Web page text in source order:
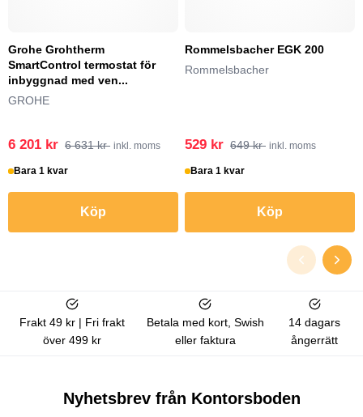
Grohe Grohtherm
SmartControl termostat för
inbyggnad med ven...
GROHE
6 201 kr 6 631 kr inkl. moms
Bara 1 kvar
Köp
Rommelsbacher EGK 200
Rommelsbacher
529 kr 649 kr inkl. moms
Bara 1 kvar
Köp
Frakt 49 kr | Fri frakt
över 499 kr
Betala med kort, Swish
eller faktura
14 dagars
ångerrätt
Nyhetsbrev från Kontorsboden